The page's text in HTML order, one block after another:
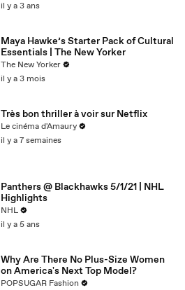
il y a 3 ans
Maya Hawke’s Starter Pack of Cultural
Essentials | The New Yorker
The New Yorker
il y a 3 mois
Très bon thriller à voir sur Netflix
Le cinéma d'Amaury
il y a 7 semaines
Panthers @ Blackhawks 5/1/21 | NHL
Highlights
NHL
il y a 5 ans
Why Are There No Plus-Size Women
on America's Next Top Model?
POPSUGAR Fashion